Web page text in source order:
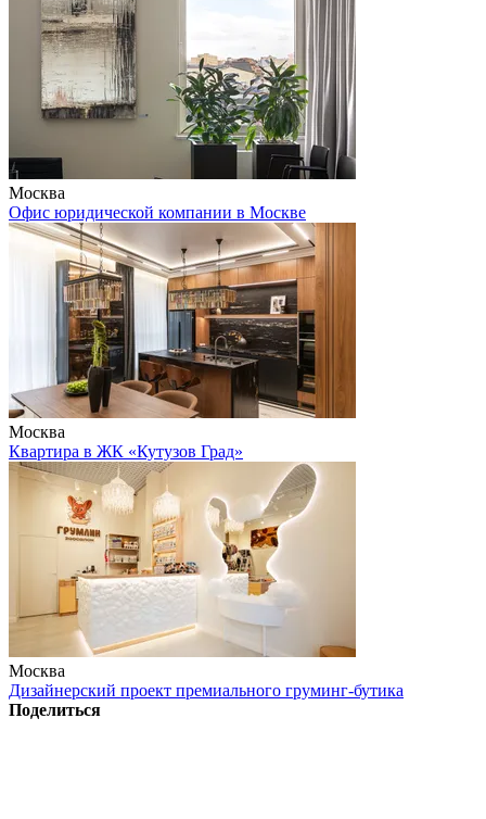
Москва
Офис юридической компании в Москве
Москва
Квартира в ЖК «Кутузов Град»
Москва
Дизайнерский проект премиального груминг-бутика
Поделиться